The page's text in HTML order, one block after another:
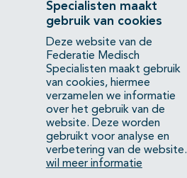
Contact
Mercatorlaan 1200
3528 BL Utrecht
(088) 505 34 34
info@richtlijnendatabase.nl
YouTubeLinkedIn
Specialisten maakt
gebruik van cookies
Deze website van de
Federatie Medisch
Specialisten maakt gebruik
van cookies, hiermee
verzamelen we informatie
over het gebruik van de
website. Deze worden
gebruikt voor analyse en
verbetering van de website.
wil meer informatie